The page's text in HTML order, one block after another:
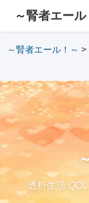
～腎者エール
～腎者エール！～ >
透析生活